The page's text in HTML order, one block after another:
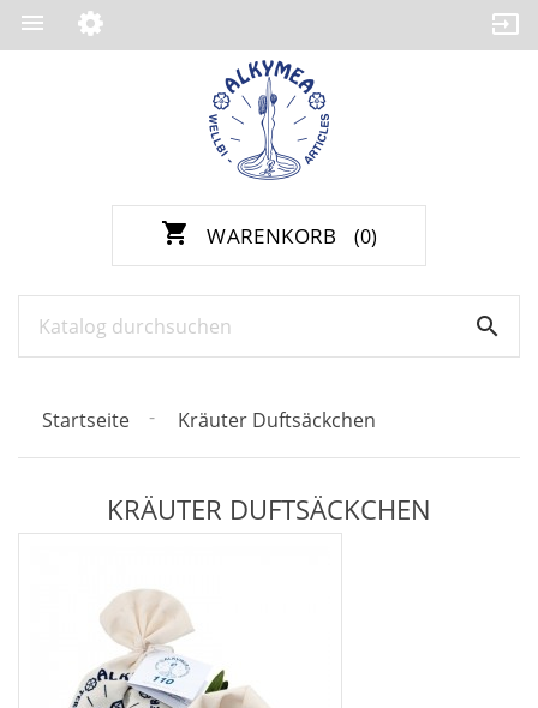

shopping_cart WARENKORB (0)

Startseite Kräuter Duftsäckchen
KRÄUTER DUFTSÄCKCHEN